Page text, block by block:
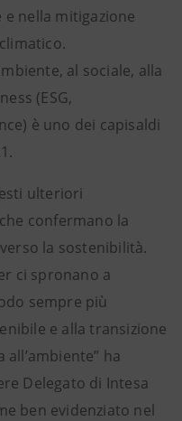
nella mitigazione
al sociale, alla
(ESG,
è uno dei capisaldi
ulteriori
confermano la
la sostenibilità.
ci spronano a
sempre più
e alla transizione
ha
Delegato di Intesa
ben evidenziato nel